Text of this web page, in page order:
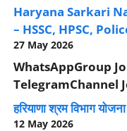
Haryana Sarkari
– HSSC, HPSC,
27 May 2026
WhatsAppGroup
TelegramChannel
हरियाणा श्रम विभाग
12 May 2026